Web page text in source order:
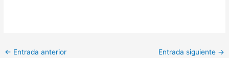
← Entrada anterior Entrada siguiente →